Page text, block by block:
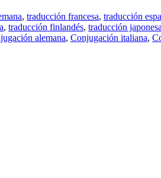
, traducción francesa, traducción
, traducción finlandés, traducción japonesa
alemana, Conjugación italiana,